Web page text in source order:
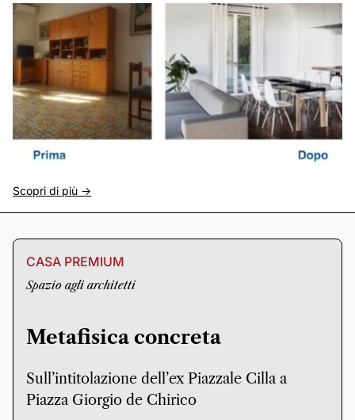
Scopri di più ->
CASA PREMIUM
Spazio agli architetti
Metafisica concreta
Sull’intitolazione dell’ex Piazzale Cilla a
Piazza Giorgio de Chirico